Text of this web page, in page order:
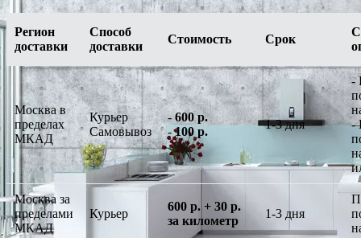
Регион
доставки
Способ
доставки
Стоимость Срок
Москва в
пределах
МКАД
Курьер
Самовывоз
-600 р.
-100 р.
1-3 дня
-
-
Москва за
пределами
МКАД
Курьер
600 р. + 30 р.
за километр
1-3 дня